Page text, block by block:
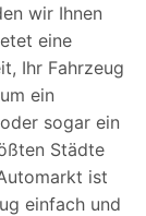
wir Ihnen
eine
Ihr Fahrzeug
ein
sogar ein
Städte
ist
einfach und